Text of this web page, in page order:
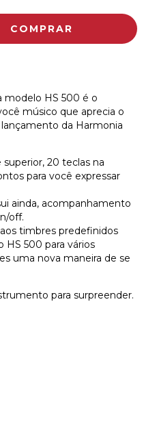
modelo HS 500 é o
músico que aprecia o
da Harmonia
20 teclas na
para você expressar
ainda, acompanhamento
off.
timbres predefinidos
HS 500 para vários
uma nova maneira de se
para surpreender.